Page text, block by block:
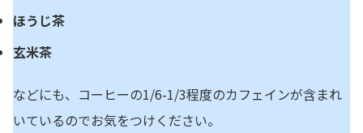
ほうじ茶
玄米茶
などにも、コーヒーの1/6-1/3程度のカフェインが含まれ
いているのでお気をつけください。